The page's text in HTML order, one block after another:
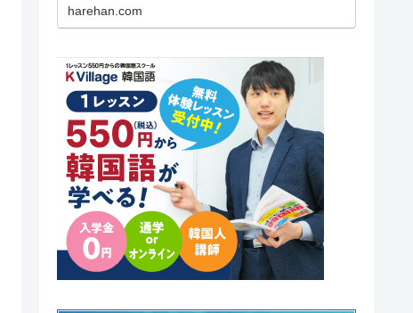
す。 在日韓国人３世で小さい頃は
学校低学年？の頃まで自
harehan.com